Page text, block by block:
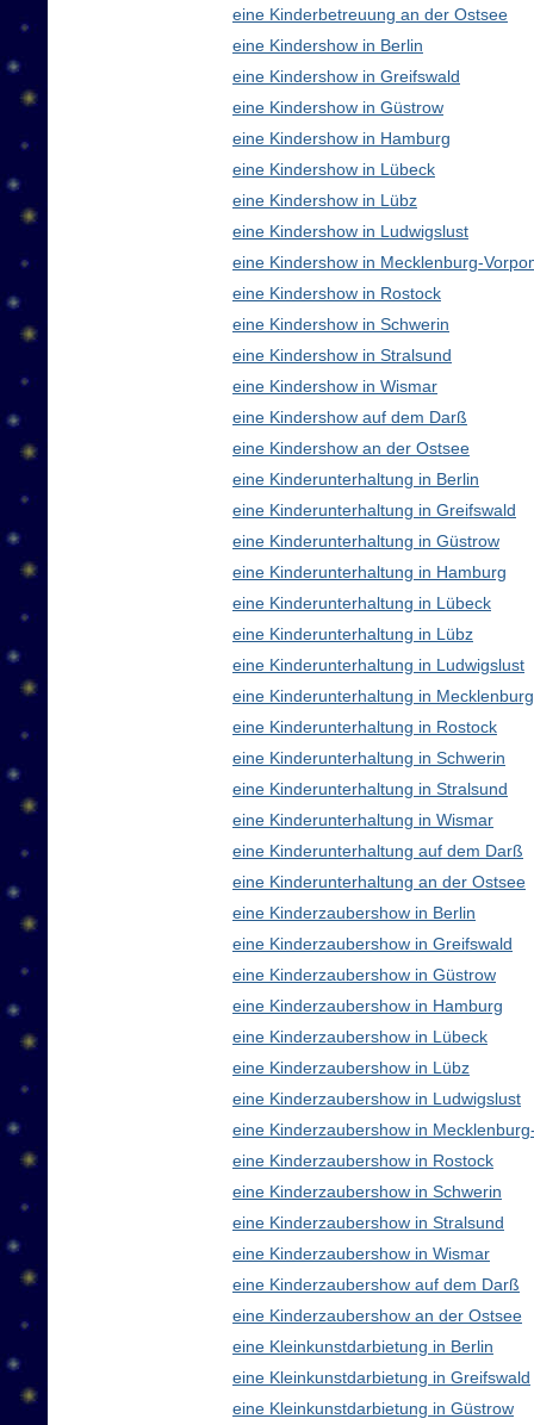
eine Kinderbetreuung an der Ostsee
eine Kindershow in Berlin
eine Kindershow in Greifswald
eine Kindershow in Güstrow
eine Kindershow in Hamburg
eine Kindershow in Lübeck
eine Kindershow in Lübz
eine Kindershow in Ludwigslust
eine Kindershow in Mecklenburg-
eine Kindershow in Rostock
eine Kindershow in Schwerin
eine Kindershow in Stralsund
eine Kindershow in Wismar
eine Kindershow auf dem Darß
eine Kindershow an der Ostsee
eine Kinderunterhaltung in Berlin
eine Kinderunterhaltung in Greifswald
eine Kinderunterhaltung in Güstrow
eine Kinderunterhaltung in Hamburg
eine Kinderunterhaltung in Lübeck
eine Kinderunterhaltung in Lübz
eine Kinderunterhaltung in Ludwigslust
eine Kinderunterhaltung in
eine Kinderunterhaltung in Rostock
eine Kinderunterhaltung in Schwerin
eine Kinderunterhaltung in Stralsund
eine Kinderunterhaltung in Wismar
eine Kinderunterhaltung auf dem Darß
eine Kinderunterhaltung an der Ostsee
eine Kinderzaubershow in Berlin
eine Kinderzaubershow in Greifswald
eine Kinderzaubershow in Güstrow
eine Kinderzaubershow in Hamburg
eine Kinderzaubershow in Lübeck
eine Kinderzaubershow in Lübz
eine Kinderzaubershow in Ludwigslust
eine Kinderzaubershow in
eine Kinderzaubershow in Rostock
eine Kinderzaubershow in Schwerin
eine Kinderzaubershow in Stralsund
eine Kinderzaubershow in Wismar
eine Kinderzaubershow auf dem Darß
eine Kinderzaubershow an der Ostsee
eine Kleinkunstdarbietung in Berlin
eine Kleinkunstdarbietung in Greifswald
eine Kleinkunstdarbietung in Güstrow